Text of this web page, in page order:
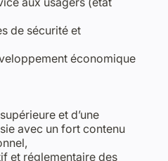
de sécurité et
économique
et d’une
avec un fort contenu
et réglementaire des